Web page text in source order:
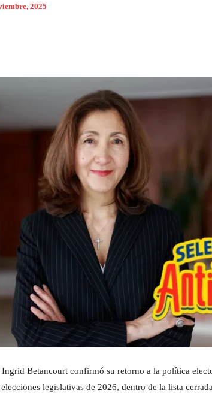
2025
Betancourt confirmó su retorno a la política
legislativas de 2026, dentro de la lista